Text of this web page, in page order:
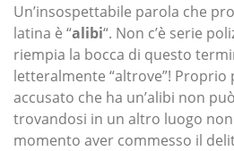
Un’insospettabile parola che
latina è “alibi“. Non c’è serie
riempia la bocca di questo
letteralmente “altrove”! Proprio
accusato che ha un’alibi non
trovandosi in un altro luogo
momento aver commesso il